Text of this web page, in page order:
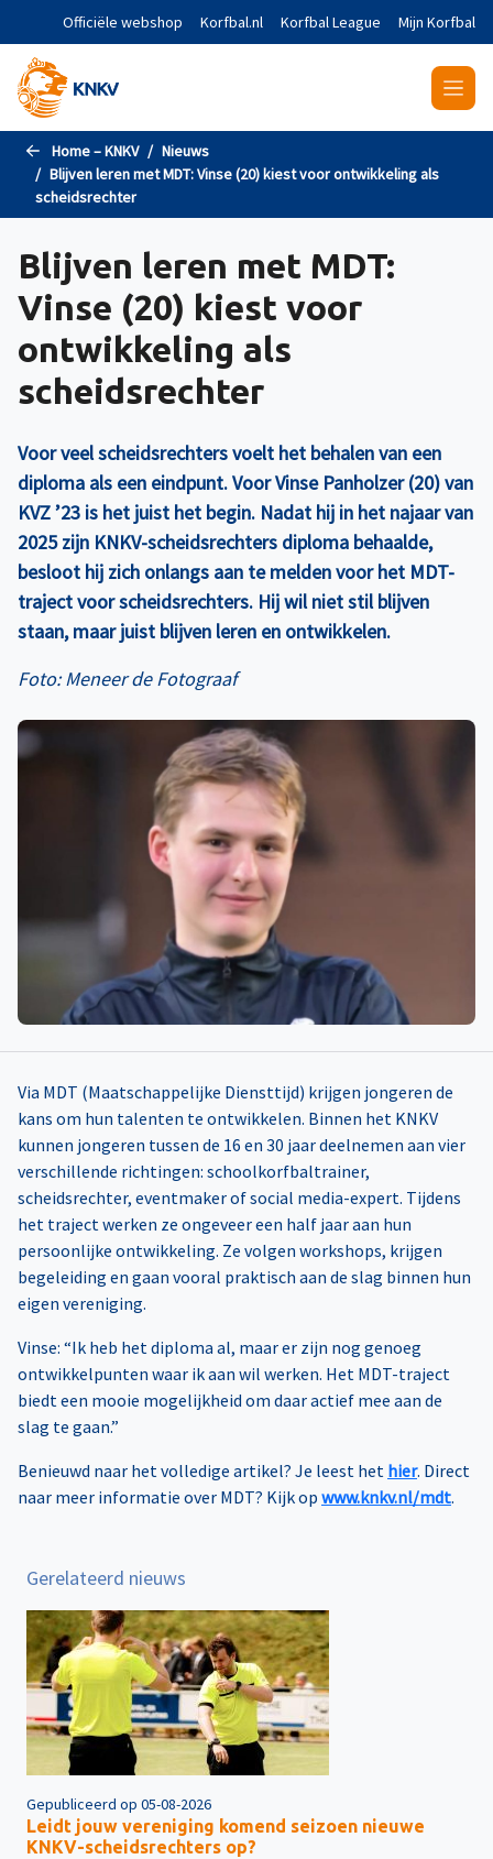
Naar de hoofdinhoud gaan
Officiële webshop Korfbal.nl Korfbal League Mijn Korfbal
Home – KNKV
Nieuws
Blijven leren met MDT: Vinse (20) kiest voor ontwikkeling als
scheidsrechter
Blijven leren met MDT:
Vinse (20) kiest voor
ontwikkeling als
scheidsrechter
Voor veel scheidsrechters voelt het behalen van een
diploma als een eindpunt. Voor Vinse Panholzer (20) van
KVZ ’23 is het juist het begin. Nadat hij in het najaar van
2025 zijn KNKV-scheidsrechters diploma behaalde,
besloot hij zich onlangs aan te melden voor het MDT-
traject voor scheidsrechters. Hij wil niet stil blijven
staan, maar juist blijven leren en ontwikkelen.
Foto: Meneer de Fotograaf
Via MDT (Maatschappelijke Diensttijd) krijgen jongeren de
kans om hun talenten te ontwikkelen. Binnen het KNKV
kunnen jongeren tussen de 16 en 30 jaar deelnemen aan vier
verschillende richtingen: schoolkorfbaltrainer,
scheidsrechter, eventmaker of social media-expert. Tijdens
het traject werken ze ongeveer een half jaar aan hun
persoonlijke ontwikkeling. Ze volgen workshops, krijgen
begeleiding en gaan vooral praktisch aan de slag binnen hun
eigen vereniging.
Vinse: “Ik heb het diploma al, maar er zijn nog genoeg
ontwikkelpunten waar ik aan wil werken. Het MDT-traject
biedt een mooie mogelijkheid om daar actief mee aan de
slag te gaan.”
Benieuwd naar het volledige artikel? Je leest het hier. Direct
naar meer informatie over MDT? Kijk op www.knkv.nl/mdt.
Gerelateerd nieuws
Gepubliceerd op 05-08-2026
Leidt jouw vereniging komend seizoen nieuwe
KNKV-scheidsrechters op?